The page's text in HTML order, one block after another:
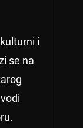
i
se na